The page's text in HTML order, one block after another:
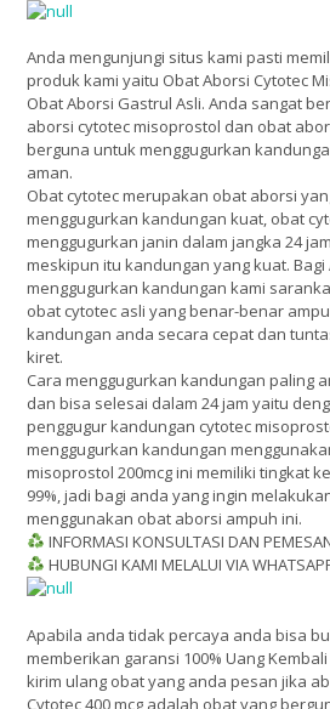
Anda mengunjungi situs kami pasti
produk kami yaitu Obat Aborsi Cytotec
Obat Aborsi Gastrul Asli. Anda sangat
aborsi cytotec misoprostol dan obat
berguna untuk menggugurkan
aman.
Obat cytotec merupakan obat aborsi
menggugurkan kandungan kuat, obat
menggugurkan janin dalam jangka 24
meskipun itu kandungan yang kuat. Bagi
menggugurkan kandungan kami
obat cytotec asli yang benar-benar
kandungan anda secara cepat dan
kiret.
Cara menggugurkan kandungan paling
dan bisa selesai dalam 24 jam yaitu
penggugur kandungan cytotec
menggugurkan kandungan
misoprostol 200mcg ini memiliki tingkat
99%, jadi bagi anda yang ingin
menggunakan obat aborsi ampuh ini.
INFORMASI KONSULTASI DAN
HUBUNGI KAMI MELALUI VIA
Apabila anda tidak percaya anda bisa
memberikan garansi 100% Uang
kirim ulang obat yang anda pesan jika
Cytotec 400 mcg adalah obat yang